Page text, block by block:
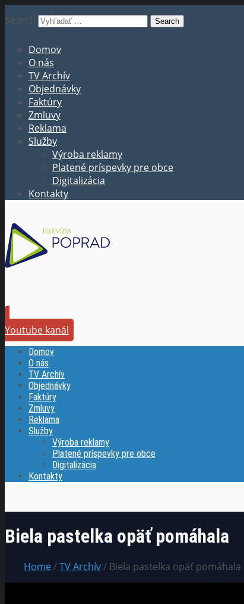
Search
Domov
O nás
TV Archív
Objednávky
Faktúry
Zmluvy
Reklama
Služby
Výroba reklamy
Platené príspevky pre obce
Digitalizácia
Kontakty
Youtube kanál
Domov
O nás
TV Archív
Objednávky
Faktúry
Zmluvy
Reklama
Služby
Výroba reklamy
Platené príspevky pre obce
Digitalizácia
Kontakty
Biela pastelka opäť pomáhala
Home/TV Archív/ Biela pastelka opäť pomáhala